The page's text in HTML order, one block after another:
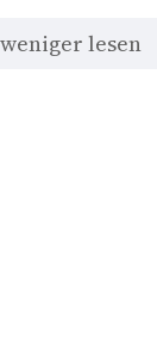
lesen